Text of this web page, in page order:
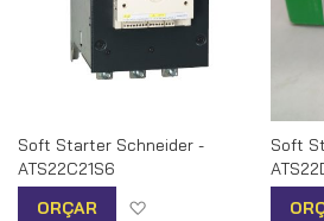
Soft Starter Schneider -
ATS22C21S6
ORÇAR
Adicionar à lista de
Soft